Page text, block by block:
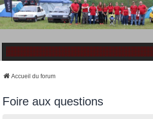
Accueil du forum
Foire aux questions